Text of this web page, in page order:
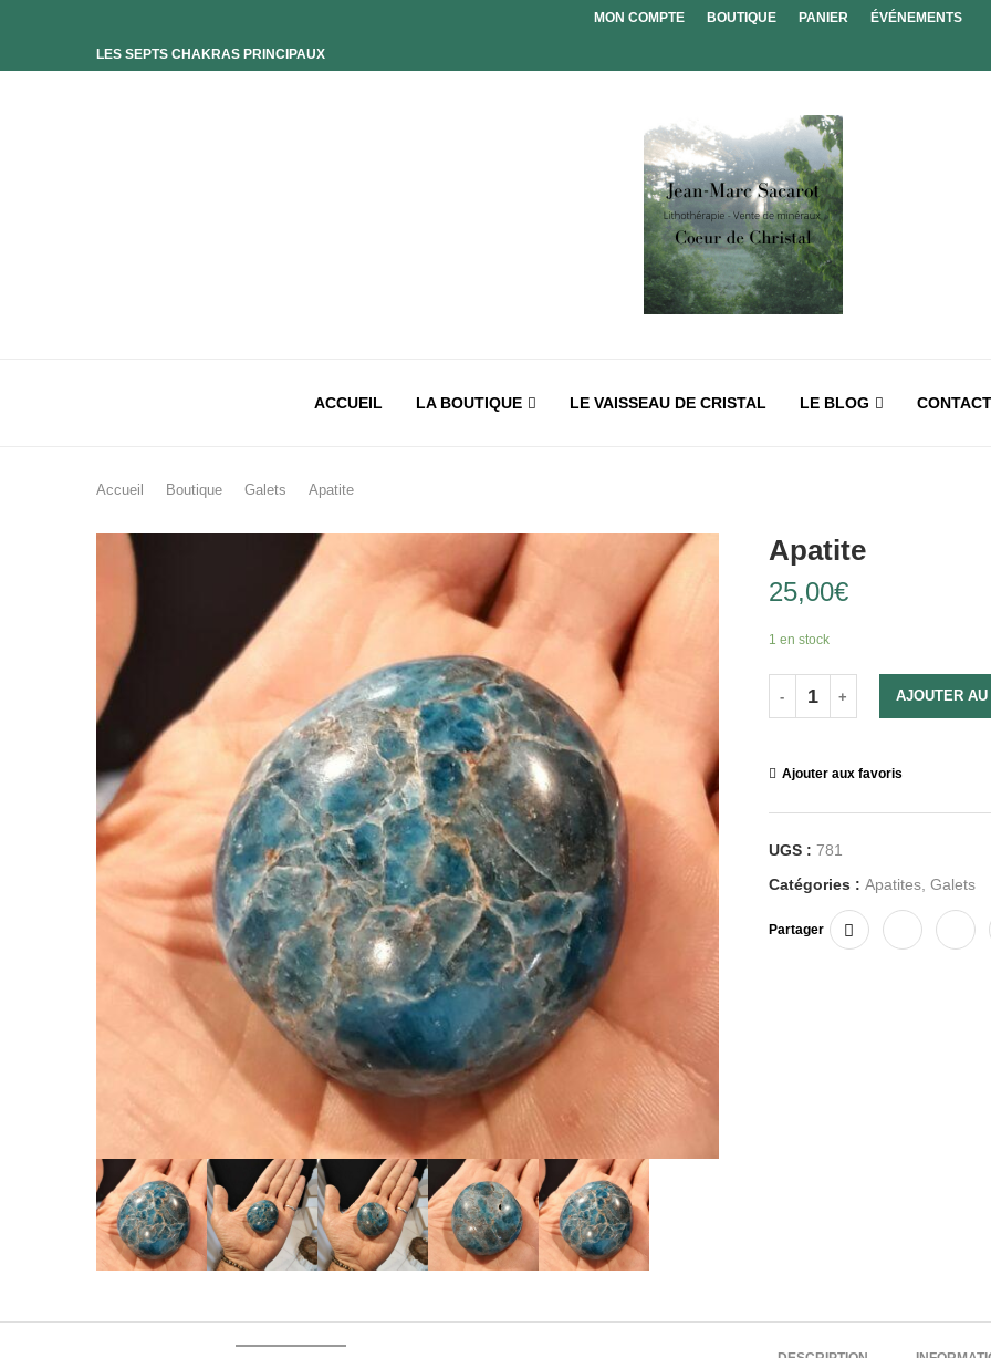
LES SEPTS CHAKRAS PRINCIPAUX
MON COMPTE BOUTIQUE PANIER ÉVÉNEMENTS
ACCUEIL LA BOUTIQUE LE VAISSEAU DE CRISTAL LE BLOG CONTACT
Accueil Boutique Galets Apatite
Apatite
25,00€
1 en stock
AJOUTER AU
Ajouter aux favoris
UGS : 781
Catégories : Apatites, Galets
Partager